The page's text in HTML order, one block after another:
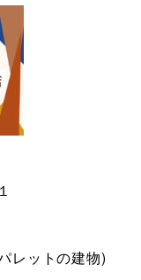
レットの建物)